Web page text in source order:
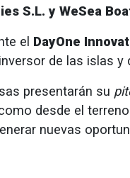
S.L. y WeSea
el DayOne
de las islas
presentarán su
desde el
nuevas